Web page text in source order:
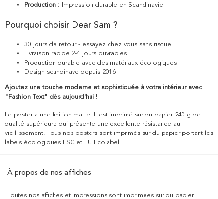
Production : Impression durable en Scandinavie
Pourquoi choisir Dear Sam ?
30 jours de retour - essayez chez vous sans risque
Livraison rapide 2-4 jours ouvrables
Production durable avec des matériaux écologiques
Design scandinave depuis 2016
Ajoutez une touche moderne et sophistiquée à votre intérieur avec
"Fashion Text" dès aujourd'hui !
Le poster a une finition matte. Il est imprimé sur du papier 240 g de
qualité supérieure qui présente une excellente résistance au
vieillissement. Tous nos posters sont imprimés sur du papier portant les
labels écologiques FSC et EU Ecolabel.
À propos de nos affiches
Toutes nos affiches et impressions sont imprimées sur du papier